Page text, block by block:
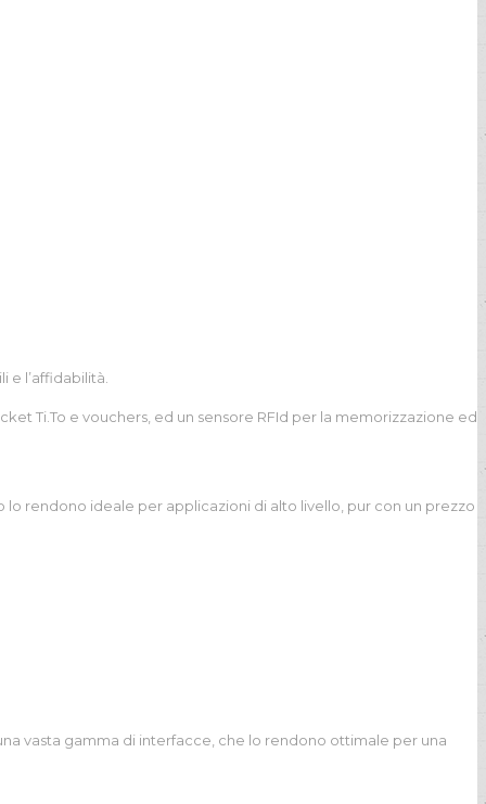
l’affidabilità.
Ti.To e vouchers, ed un sensore RFId per la memorizzazione ed
rendono ideale per applicazioni di alto livello, pur con un prezzo
vasta gamma di interfacce, che lo rendono ottimale per una